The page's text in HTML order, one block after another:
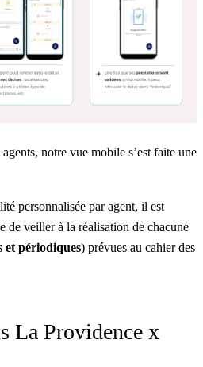
notre vue mobile s’est faite une
personnalisée par agent, il est
de veiller à la réalisation de chacune
et périodiques) prévues au cahier des
La Providence x